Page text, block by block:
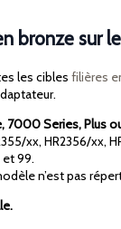
bronze sur
les cibles filières
7000 Series, Plus
xx, HR2356/xx,
99.
n’est pas